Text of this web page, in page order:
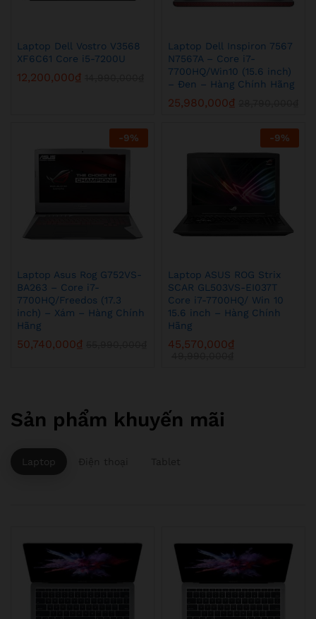
Laptop Dell Vostro V3568
XF6C61 Core i5-7200U
12,200,000₫
Laptop Dell Inspiron 7567
N7567A – Core i7-
7700HQ/Win10 (15.6 inch)
– Đen – Hàng Chính Hãng
25,980,000₫
-9%
Laptop Asus Rog G752VS-
BA263 – Core i7-
7700HQ/Freedos (17.3
inch) – Xám – Hàng Chính
Hãng
50,740,000₫
-9%
Laptop ASUS ROG Strix
SCAR GL503VS-EI037T
Core i7-7700HQ/ Win 10
15.6 inch – Hàng Chính
Hãng
45,570,000₫
Sản phẩm khuyến mãi
Laptop